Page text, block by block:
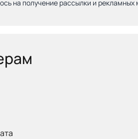
на получение рассылки и рекламных